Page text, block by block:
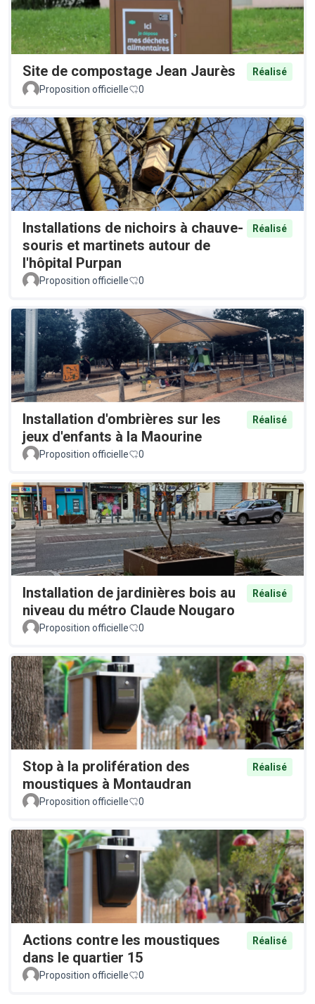
Site de compostage Jean Jaurès
Réalisé
Proposition officielle
0
Installations de nichoirs à chauve-
souris et martinets autour de
l'hôpital Purpan
Réalisé
Proposition officielle 0
Installation d'ombrières sur les
jeux d'enfants à la Maourine
Réalisé
Proposition officielle 0
Installation de jardinières bois au
niveau du métro Claude Nougaro
Réalisé
Proposition officielle 0
Stop à la prolifération des
moustiques à Montaudran
Réalisé
Proposition officielle 0
Actions contre les moustiques
dans le quartier 15
Réalisé
Proposition officielle 0